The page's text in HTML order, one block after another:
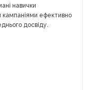
навички
ефективно
досвіду.